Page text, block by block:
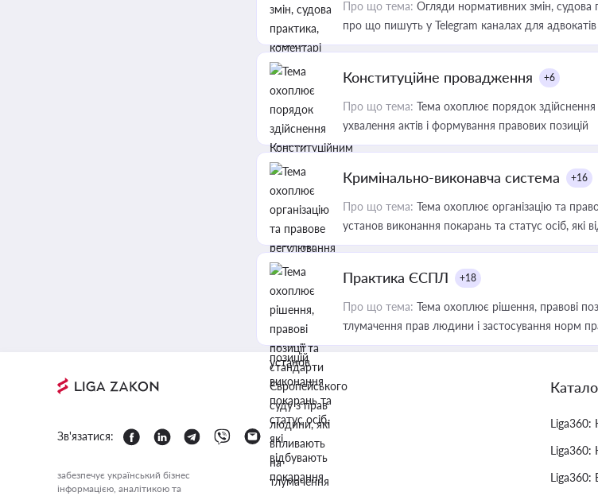
Про що тема: Огляди нормативних змін, судова
про що пишуть у Telegram каналах для адвокатів
Конституційне провадження +6
Про що тема: Тема охоплює порядок
ухвалення актів і формування правових позицій
Кримінально-виконавча система +16
Про що тема: Тема охоплює організацію та
установ виконання покарань та статус осіб, які
Практика ЄСПЛ +18
Про що тема: Тема охоплює рішення, правові
тлумачення прав людини і застосування норм
Зв'язатися:
забезпечує український бізнес
інформацією, аналітикою та
Liga360:
Liga360: